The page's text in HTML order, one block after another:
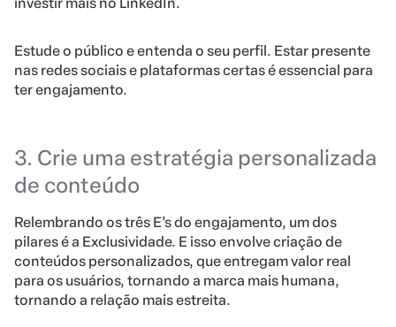
Estude o público e entenda o seu perfil. Estar presente
nas redes sociais e plataformas certas é essencial para
ter engajamento.
3. Crie uma estratégia personalizada
de conteúdo
Relembrando os três E’s do engajamento, um dos
pilares é a Exclusividade. E isso envolve criação de
conteúdos personalizados, que entregam valor real
para os usuários, tornando a marca mais humana,
tornando a relação mais estreita.